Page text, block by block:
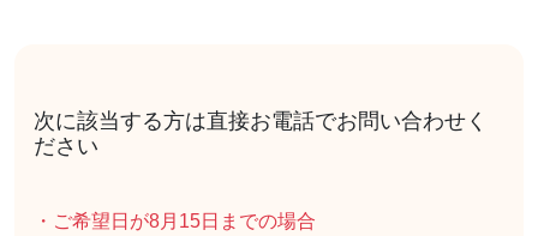
次に該当する方は直接お電話でお問い合わせく
ださい
・ご希望日が8月15日までの場合